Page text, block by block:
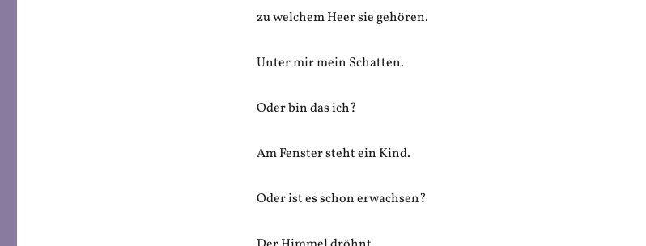
zu welchem Heer sie gehören.
Unter mir mein Schatten.
Oder bin das ich?
Am Fenster steht ein Kind.
Oder ist es schon erwachsen?